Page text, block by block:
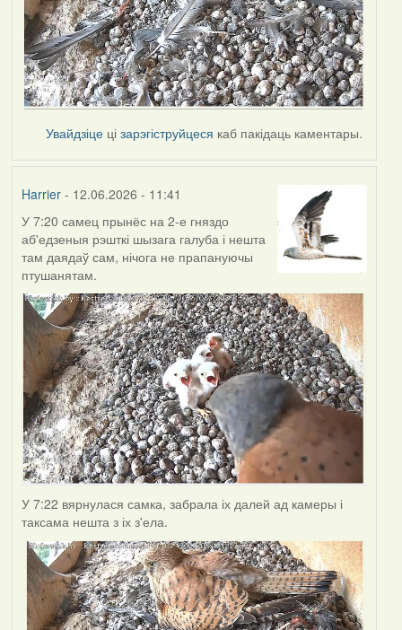
Увайдзіце цізарэгіструйцеся каб пакідаць каментары.
Harrier- 12.06.2026 - 11:41
У 7:20 самец прынёс на 2-е гняздо
аб'едзеныя рэшткі шызага галуба і нешта
там даядаў сам, нічога не прапануючы
птушанятам.
У 7:22 вярнулася самка, забрала іх далей ад камеры і
таксама нешта з іх з'ела.